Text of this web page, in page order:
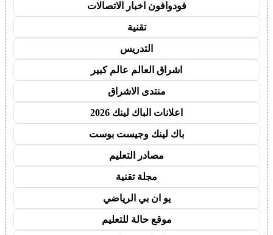
فودوافون اخبار الاتصالات
تقنية
التدريس
اشراق العالم عالم كبير
منتدى الاشراق
اعلانات الباك لينك 2026
باك لينك وجيست بوست
مصادر التعليم
مجلة تقنية
يو ان بي الرياضي
موقع حالة للتعليم